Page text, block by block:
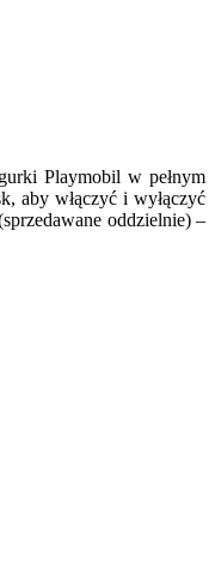
Playmobil w pełnym
aby włączyć i wyłączyć
oddzielnie) –